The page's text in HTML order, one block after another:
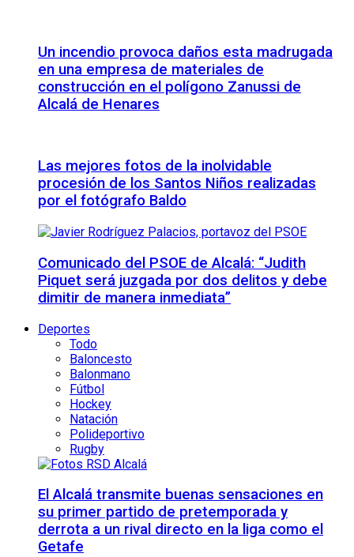
Un incendio provoca daños esta madrugada
en una empresa de materiales de
construcción en el polígono Zanussi de
Alcalá de Henares
Las mejores fotos de la inolvidable
procesión de los Santos Niños realizadas
por el fotógrafo Baldo
Comunicado del PSOE de Alcalá: “Judith
Piquet será juzgada por dos delitos y debe
dimitir de manera inmediata”
Deportes
Todo
Baloncesto
Balonmano
Fútbol
Hockey
Natación
Polideportivo
Rugby
El Alcalá transmite buenas sensaciones en
su primer partido de pretemporada y
derrota a un rival directo en la liga como el
Getafe